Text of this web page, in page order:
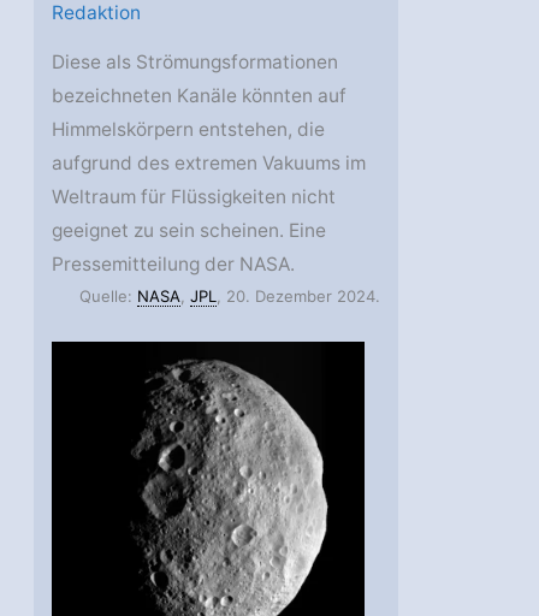
Redaktion
Diese als Strömungsformationen
bezeichneten Kanäle könnten auf
Himmelskörpern entstehen, die
aufgrund des extremen Vakuums im
Weltraum für Flüssigkeiten nicht
geeignet zu sein scheinen. Eine
Pressemitteilung der NASA.
Quelle: NASA ,JPL , 20. Dezember 2024.